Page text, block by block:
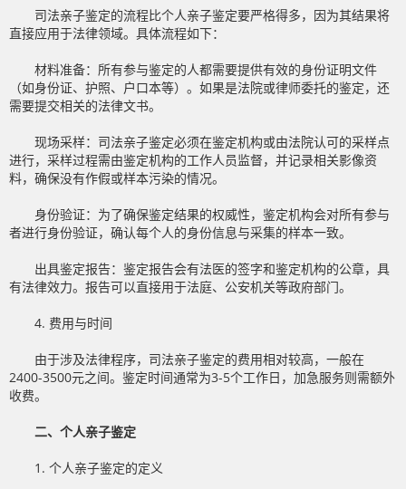
司法亲子鉴定的流程比个人亲子鉴定要严格得多，因为其结果将
直接应用于法律领域。具体流程如下：
材料准备：所有参与鉴定的人都需要提供有效的身份证明文件
（如身份证、护照、户口本等）。如果是法院或律师委托的鉴定，还
需要提交相关的法律文书。
现场采样：司法亲子鉴定必须在鉴定机构或由法院认可的采样点
进行，采样过程需由鉴定机构的工作人员监督，并记录相关影像资
料，确保没有作假或样本污染的情况。
身份验证：为了确保鉴定结果的权威性，鉴定机构会对所有参与
者进行身份验证，确认每个人的身份信息与采集的样本一致。
出具鉴定报告：鉴定报告会有法医的签字和鉴定机构的公章，具
有法律效力。报告可以直接用于法庭、公安机关等政府部门。
4. 费用与时间
由于涉及法律程序，司法亲子鉴定的费用相对较高，一般在
2400-3500元之间。鉴定时间通常为3-5个工作日，加急服务则需额外
收费。
二、个人亲子鉴定
1. 个人亲子鉴定的定义